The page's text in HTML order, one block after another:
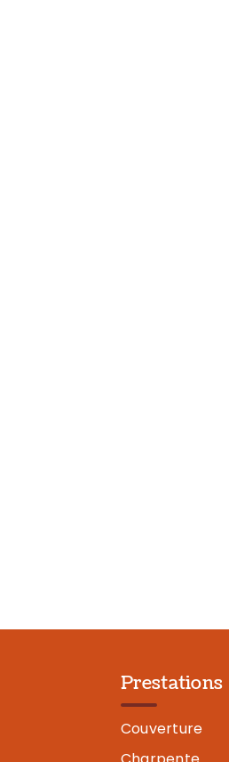
Prestations
Couverture